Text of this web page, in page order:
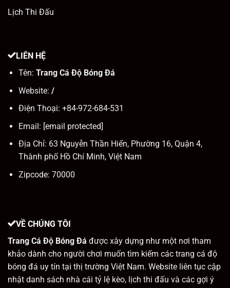
VỀ CHÚNG TÔI
Trang Cá Độ Bóng Đá được xây dựng như một nơi tham
khảo dành cho người chơi muốn tìm kiếm các trang cá độ
bóng đá uy tín tại thị trường Việt Nam. Website liên tục cập
nhật danh sách nhà cái tỷ lệ kèo, lịch thi đấu và các gợi ý
Lịch Thi Đấu
LIÊN HỆ
Tên: Trang Cá Độ Bóng Đá
Website: /
Điện Thoại: +84-972-684-531
Email: [email protected]
Địa Chỉ: 63 Nguyễn Thần Hiến, Phường 16, Quận 4,
Thành phố Hồ Chí Minh, Việt Nam
Zipcode: 70000